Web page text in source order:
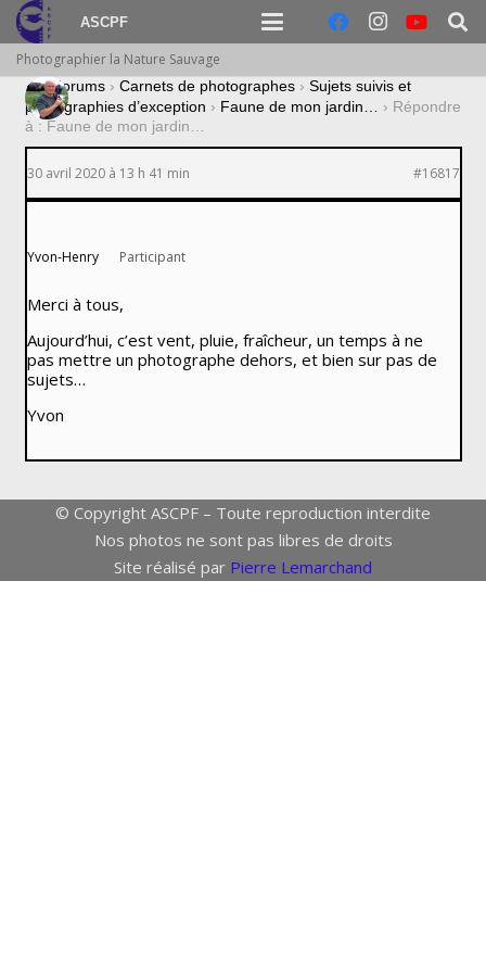
ASCPF
Photographier la Nature Sauvage
› Forums › Carnets de photographes › Sujets suivis et
photographies d’exception › Faune de mon jardin… › Répondre
à : Faune de mon jardin…
30 avril 2020 à 13 h 41 min #16817
Yvon-Henry Participant
Merci à tous,
Aujourd’hui, c’est vent, pluie, fraîcheur, un temps à ne
pas mettre un photographe dehors, et bien sur pas de
sujets…
Yvon
© Copyright ASCPF – Toute reproduction interdite
Nos photos ne sont pas libres de droits
Site réalisé par Pierre Lemarchand